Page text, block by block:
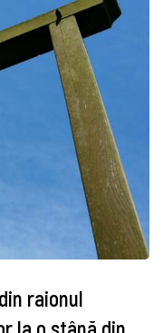
raionul